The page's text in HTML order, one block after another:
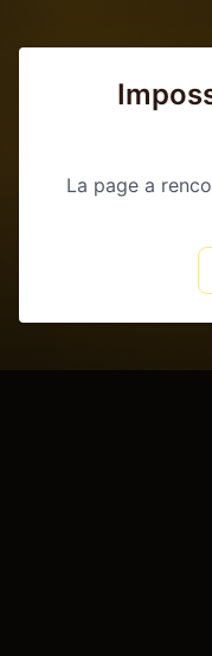
La page a